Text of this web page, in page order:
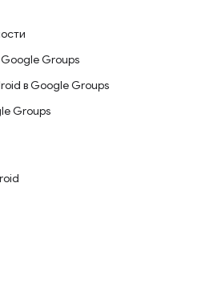
Groups
в Google Groups
Groups